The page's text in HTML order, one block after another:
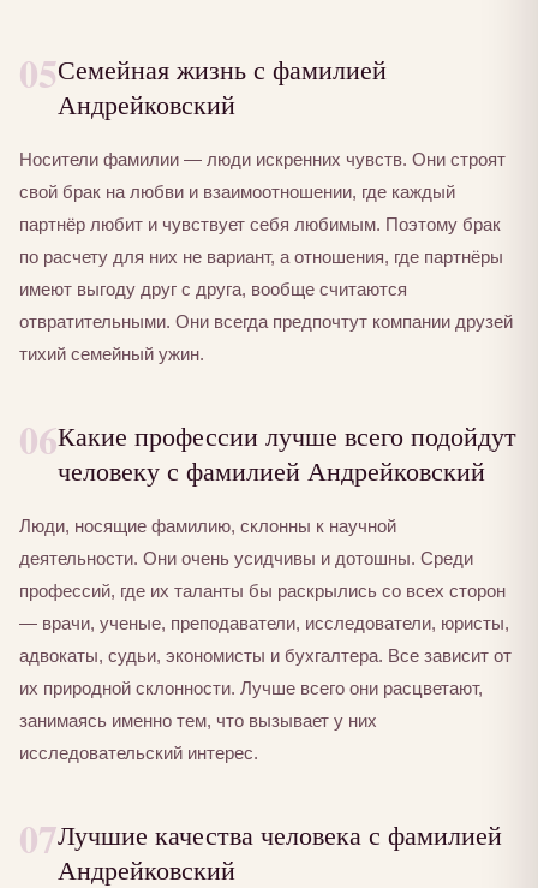
05Семейная жизнь с фамилией
Андрейковский
Носители фамилии — люди искренних чувств. Они строят
свой брак на любви и взаимоотношении, где каждый
партнёр любит и чувствует себя любимым. Поэтому брак
по расчету для них не вариант, а отношения, где партнёры
имеют выгоду друг с друга, вообще считаются
отвратительными. Они всегда предпочтут компании друзей
тихий семейный ужин.
06Какие профессии лучше всего подойдут
человеку с фамилией Андрейковский
Люди, носящие фамилию, склонны к научной
деятельности. Они очень усидчивы и дотошны. Среди
профессий, где их таланты бы раскрылись со всех сторон
— врачи, ученые, преподаватели, исследователи, юристы,
адвокаты, судьи, экономисты и бухгалтера. Все зависит от
их природной склонности. Лучше всего они расцветают,
занимаясь именно тем, что вызывает у них
исследовательский интерес.
07Лучшие качества человека с фамилией
Андрейковский